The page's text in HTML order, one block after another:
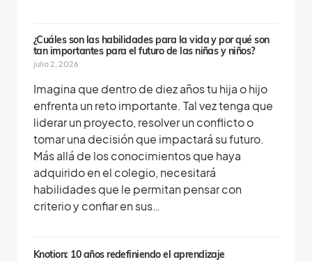
¿Cuáles son las habilidades para la vida y por qué son
tan importantes para el futuro de las niñas y niños?
julio 2, 2026
Imagina que dentro de diez años tu hija o hijo
enfrenta un reto importante. Tal vez tenga que
liderar un proyecto, resolver un conflicto o
tomar una decisión que impactará su futuro.
Más allá de los conocimientos que haya
adquirido en el colegio, necesitará
habilidades que le permitan pensar con
criterio y confiar en sus…
Knotion: 10 años redefiniendo el aprendizaje